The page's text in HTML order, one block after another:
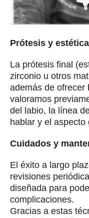
Prótesis y estética
La prótesis final
zirconio u otros
además de ofrecer
valoramos
del labio, la línea
hablar y el aspecto
Cuidados y
El éxito a largo
revisiones
diseñada para
complicaciones.
Gracias a estas